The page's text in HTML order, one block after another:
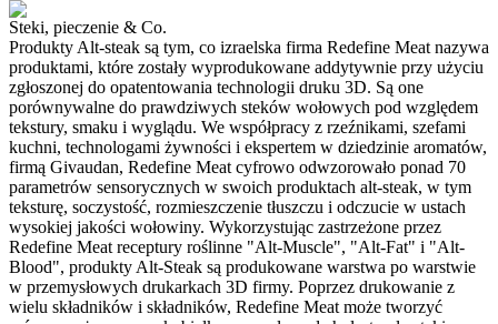
Steki, pieczenie & Co.
Produkty Alt-steak są tym, co izraelska firma Redefine Meat nazywa
produktami, które zostały wyprodukowane addytywnie przy użyciu
zgłoszonej do opatentowania technologii druku 3D. Są one
porównywalne do prawdziwych steków wołowych pod względem
tekstury, smaku i wyglądu. We współpracy z rzeźnikami, szefami
kuchni, technologami żywności i ekspertem w dziedzinie aromatów,
firmą Givaudan, Redefine Meat cyfrowo odwzorowało ponad 70
parametrów sensorycznych w swoich produktach alt-steak, w tym
teksturę, soczystość, rozmieszczenie tłuszczu i odczucie w ustach
wysokiej jakości wołowiny. Wykorzystując zastrzeżone przez
Redefine Meat receptury roślinne "Alt-Muscle", "Alt-Fat" i "Alt-
Blood", produkty Alt-Steak są produkowane warstwa po warstwie
w przemysłowych drukarkach 3D firmy. Poprzez drukowanie z
wielu składników i składników, Redefine Meat może tworzyć